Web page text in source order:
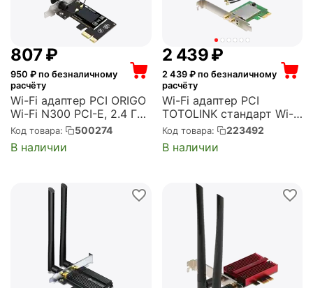
‍807‍₽
950 ₽ по безналичному
расчёту
Wi-Fi адаптер PCI ORIGO
Wi-Fi N300 PCI-E, 2.4 ГГц
(OWN300A/A1A)
Код товара: 500274
В наличии
2 439₽
2 439₽ по безналичному
расчёту
Wi-Fi адаптер PCI
TOTOLINK стандарт Wi-
Fi: 802.11ac,
максимальная скорость
867 Мбит/с (A1200PE)
Код товара: 223492
В наличии